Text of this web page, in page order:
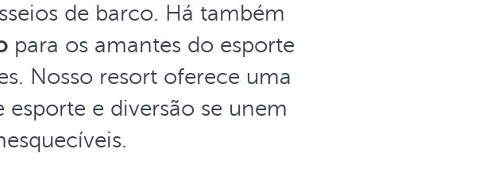
de barco. Há também
para os amantes do esporte
Nosso resort oferece uma
esporte e diversão se unem